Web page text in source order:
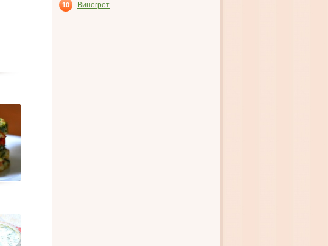
огурцов и консервированных
10 Винегрет